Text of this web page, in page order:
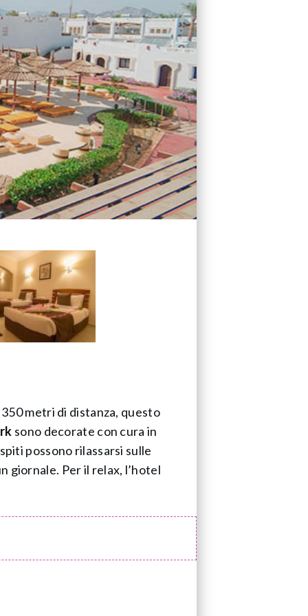
350 metri di distanza, questo
sono decorate con cura in
possono rilassarsi sulle
giornale. Per il relax, l’hotel